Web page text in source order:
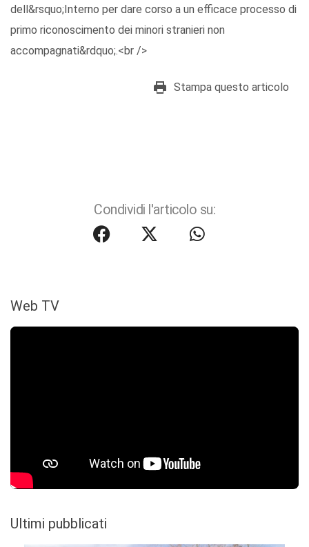
dell&rsquo;Interno per dare corso a un efficace processo di
primo riconoscimento dei minori stranieri non
accompagnati&rdquo;.<br />
Stampa questo articolo
Condividi l'articolo su:
Web TV
Ultimi pubblicati